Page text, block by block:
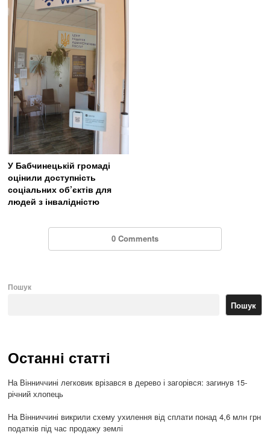
У Бабчинецькій громаді
оцінили доступність
соціальних об’єктів для
людей з інвалідністю
0 Comments
Пошук
Пошук
Останні статті
На Вінниччині легковик врізався в дерево і загорівся: загинув 15-
річний хлопець
На Вінниччині викрили схему ухилення від сплати понад 4,6 млн грн
податків під час продажу землі